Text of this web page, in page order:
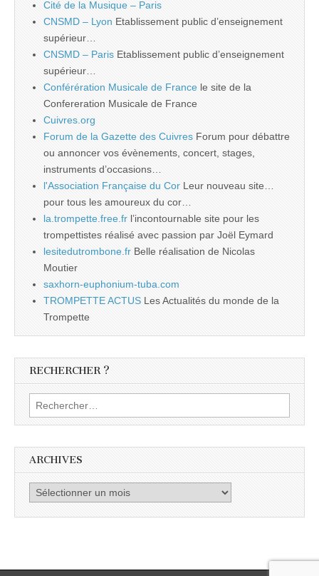
Cité de la Musique – Paris
CNSMD – Lyon Etablissement public d’enseignement
supérieur…
CNSMD – Paris Etablissement public d’enseignement
supérieur…
Conférération Musicale de France le site de la
Confereration Musicale de France
Cuivres.org
Forum de la Gazette des Cuivres Forum pour débattre
ou annoncer vos évènements, concert, stages,
instruments d’occasions…
l'Association Française du Cor Leur nouveau site…
pour tous les amoureux du cor…
la.trompette.free.fr l’incontournable site pour les
trompettistes réalisé avec passion par Joël Eymard
lesitedutrombone.fr Belle réalisation de Nicolas
Moutier
saxhorn-euphonium-tuba.com
TROMPETTE ACTUS Les Actualités du monde de la
Trompette
RECHERCHER ?
Rechercher :
ARCHIVES
Archives